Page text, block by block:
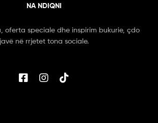
NA NDIQNI
oferta speciale dhe inspirim bukurie, çdo
javë në rrjetet tona sociale.